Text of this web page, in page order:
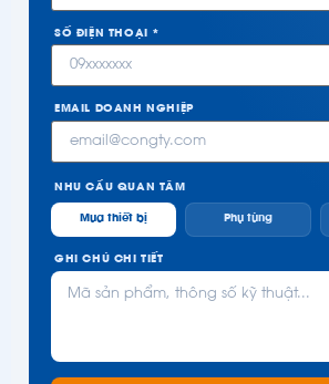
SỐ ĐIỆN THOẠI *
EMAIL DOANH NGHIỆP
NHU CẦU QUAN TÂM
Mua thiết bị Phụ tùng
GHI CHÚ CHI TIẾT